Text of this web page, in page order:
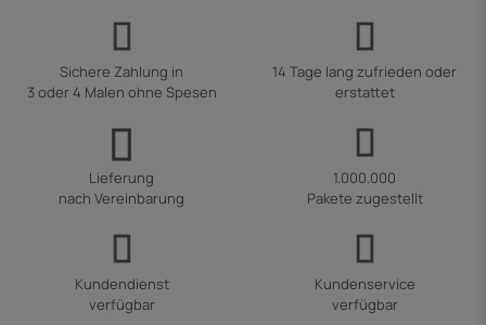
Sichere Zahlung in
3 oder 4 Malen ohne Spesen
14 Tage lang zufrieden oder
erstattet
Lieferung
nach Vereinbarung
1.000.000
Pakete zugestellt
Kundendienst
verfügbar
Kundenservice
verfügbar